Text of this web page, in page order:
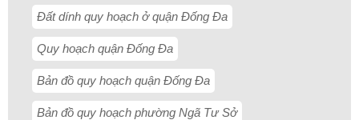
Đất dính quy hoạch ở quận Đống Đa
Quy hoạch quận Đống Đa
Bản đồ quy hoạch quận Đống Đa
Bản đồ quy hoạch phường Ngã Tư Sở